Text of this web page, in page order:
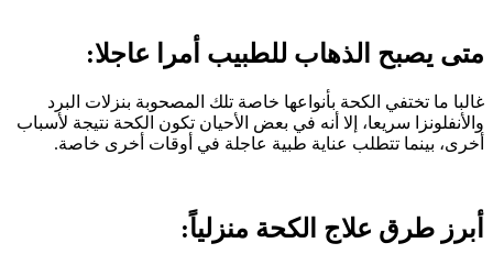
متى يصبح الذهاب للطبيب أمرا عاجلا:
غالبا ما تختفي الكحة بأنواعها خاصة تلك المصحوبة بنزلات البرد
والأنفلونزا سريعا، إلا أنه في بعض الأحيان تكون الكحة نتيجة لأسباب
أخرى، بينما تتطلب عناية طبية عاجلة في أوقات أخرى خاصة.
أبرز طرق علاج الكحة منزلياً: